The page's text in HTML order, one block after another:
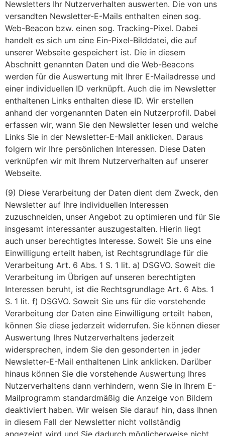
Newsletters Ihr Nutzerverhalten auswerten. Die von uns
versandten Newsletter-E-Mails enthalten einen sog.
Web-Beacon bzw. einen sog. Tracking-Pixel. Dabei
handelt es sich um eine Ein-Pixel-Bilddatei, die auf
unserer Webseite gespeichert ist. Die in diesem
Abschnitt genannten Daten und die Web-Beacons
werden für die Auswertung mit Ihrer E-Mailadresse und
einer individuellen ID verknüpft. Auch die im Newsletter
enthaltenen Links enthalten diese ID. Wir erstellen
anhand der vorgenannten Daten ein Nutzerprofil. Dabei
erfassen wir, wann Sie den Newsletter lesen und welche
Links Sie in der Newsletter-E-Mail anklicken. Daraus
folgern wir Ihre persönlichen Interessen. Diese Daten
verknüpfen wir mit Ihrem Nutzerverhalten auf unserer
Webseite.
(9) Diese Verarbeitung der Daten dient dem Zweck, den
Newsletter auf Ihre individuellen Interessen
zuzuschneiden, unser Angebot zu optimieren und für Sie
insgesamt interessanter auszugestalten. Hierin liegt
auch unser berechtigtes Interesse. Soweit Sie uns eine
Einwilligung erteilt haben, ist Rechtsgrundlage für die
Verarbeitung Art. 6 Abs. 1 S. 1 lit. a) DSGVO. Soweit die
Verarbeitung im Übrigen auf unseren berechtigten
Interessen beruht, ist die Rechtsgrundlage Art. 6 Abs. 1
S. 1 lit. f) DSGVO. Soweit Sie uns für die vorstehende
Verarbeitung der Daten eine Einwilligung erteilt haben,
können Sie diese jederzeit widerrufen. Sie können dieser
Auswertung Ihres Nutzerverhaltens jederzeit
widersprechen, indem Sie den gesonderten in jeder
Newsletter-E-Mail enthaltenen Link anklicken. Darüber
hinaus können Sie die vorstehende Auswertung Ihres
Nutzerverhaltens dann verhindern, wenn Sie in Ihrem E-
Mailprogramm standardmäßig die Anzeige von Bildern
deaktiviert haben. Wir weisen Sie darauf hin, dass Ihnen
in diesem Fall der Newsletter nicht vollständig
angezeigt wird und Sie dadurch möglicherweise nicht